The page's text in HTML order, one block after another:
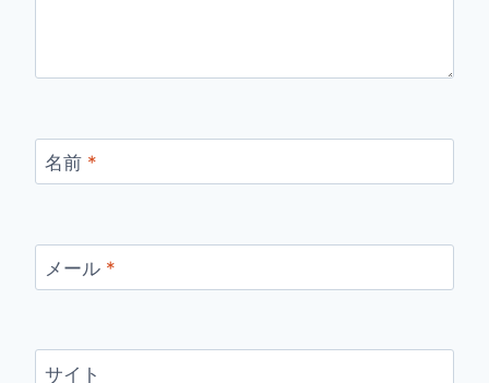
名前 *
メール *
サイト